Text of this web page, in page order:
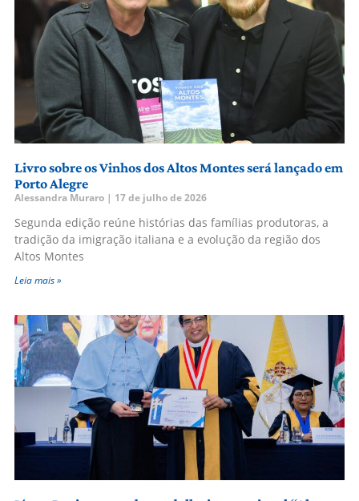
Livro sobre os Vinhos dos Altos Montes será lançado em
Porto Alegre
Alessandra Muraro 17 de julho de 2026
Segunda edição reúne histórias das famílias produtoras, a
tradição da imigração italiana e a evolução da região dos
Altos Montes
Leia mais »